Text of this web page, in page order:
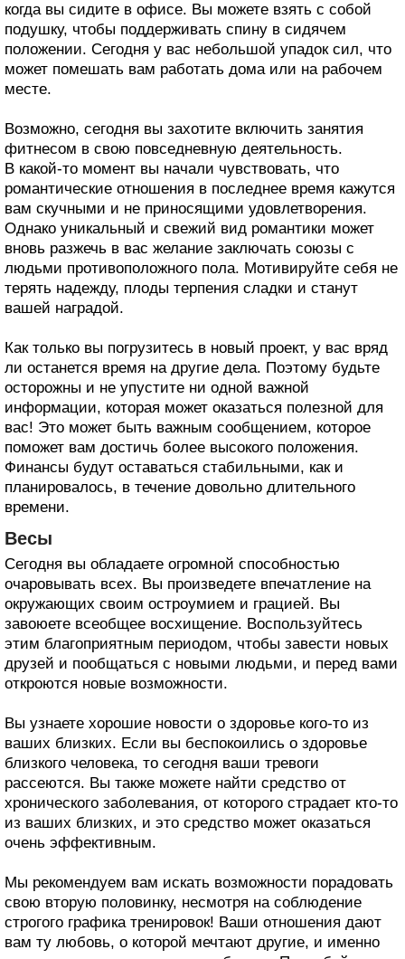
когда вы сидите в офисе. Вы можете взять с собой
подушку, чтобы поддерживать спину в сидячем
положении. Сегодня у вас небольшой упадок сил, что
может помешать вам работать дома или на рабочем
месте.
Возможно, сегодня вы захотите включить занятия
фитнесом в свою повседневную деятельность.
В какой-то момент вы начали чувствовать, что
романтические отношения в последнее время кажутся
вам скучными и не приносящими удовлетворения.
Однако уникальный и свежий вид романтики может
вновь разжечь в вас желание заключать союзы с
людьми противоположного пола. Мотивируйте себя не
терять надежду, плоды терпения сладки и станут
вашей наградой.
Как только вы погрузитесь в новый проект, у вас вряд
ли останется время на другие дела. Поэтому будьте
осторожны и не упустите ни одной важной
информации, которая может оказаться полезной для
вас! Это может быть важным сообщением, которое
поможет вам достичь более высокого положения.
Финансы будут оставаться стабильными, как и
планировалось, в течение довольно длительного
времени.
Весы
Сегодня вы обладаете огромной способностью
очаровывать всех. Вы произведете впечатление на
окружающих своим остроумием и грацией. Вы
завоюете всеобщее восхищение. Воспользуйтесь
этим благоприятным периодом, чтобы завести новых
друзей и пообщаться с новыми людьми, и перед вами
откроются новые возможности.
Вы узнаете хорошие новости о здоровье кого-то из
ваших близких. Если вы беспокоились о здоровье
близкого человека, то сегодня ваши тревоги
рассеются. Вы также можете найти средство от
хронического заболевания, от которого страдает кто-то
из ваших близких, и это средство может оказаться
очень эффективным.
Мы рекомендуем вам искать возможности порадовать
свою вторую половинку, несмотря на соблюдение
строгого графика тренировок! Ваши отношения дают
вам ту любовь, о которой мечтают другие, и именно